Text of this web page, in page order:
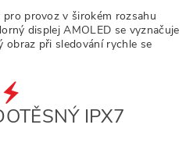
provoz v širokém rozsahu
displej AMOLED se vyznačuje
obraz při sledování rychle se
IPX7